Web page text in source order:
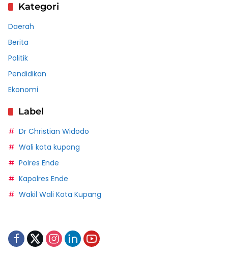
Kategori
Daerah
Berita
Politik
Pendidikan
Ekonomi
Label
Dr Christian Widodo
Wali kota kupang
Polres Ende
Kapolres Ende
Wakil Wali Kota Kupang